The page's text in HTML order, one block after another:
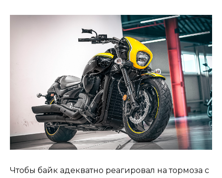
Чтобы байк адекватно реагировал на тормоза с